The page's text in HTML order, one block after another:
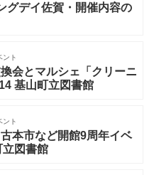
グデイ佐賀・開催内容の
ント
会とマルシェ「クリーニ
基山町立図書館
ント
本市など開館9周年イベ
立図書館